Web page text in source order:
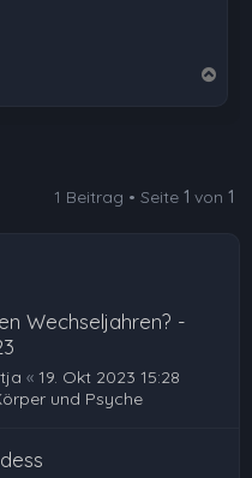
b
1 Beitrag • Seite 1 von 1
Wechseljahren? -
« 19. Okt 2023 15:28
und Psyche